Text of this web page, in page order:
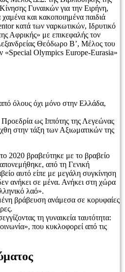
Γυναικών για την Ειρήνη,
και κακοποιημένα παιδιά
κατά των ναρκωτικών, Ιδρυτικό
Αφρικής» με επικεφαλής τον
Θεόδωρο Β’, Μέλος του
«Special Olympics Europe-Eurasia»
όλους όχι μόνο στην Ελλάδα,
Προεδρία ως Ιππότης της Λεγεώνας
στην τάξη των Αξιωματικών της
2020 βραβεύτηκε με το βραβείο
από τη Γενική
αυτό είπε με μεγάλη συγκίνηση
ανήκει σε μένα. Ανήκει στη χώρα
λαό».
βράβευση ανάμεσα σε κορυφαίες
τη γυναικεία ταυτότητα:
που κυκλοφορεί από τις